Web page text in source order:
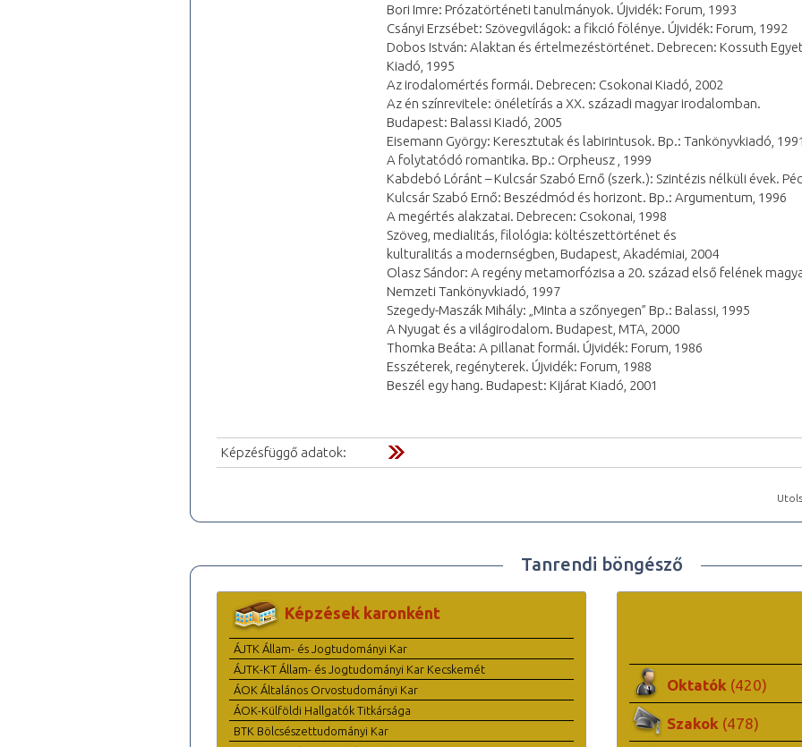
Bori Imre: Prózatörténeti tanulmányok. Újvidék: Forum, 1993
Csányi Erzsébet: Szövegvilágok: a fikció fölénye. Újvidék: Forum, 1992
Dobos István: Alaktan és értelmezéstörténet. Debrecen: Kossuth
Kiadó, 1995
Az irodalomértés formái. Debrecen: Csokonai Kiadó, 2002
Az én színrevitele: önéletírás a XX. századi magyar irodalomban.
Budapest: Balassi Kiadó, 2005
Eisemann György: Keresztutak és labirintusok. Bp.: Tankönyvkiadó, 1991
A folytatódó romantika. Bp.: Orpheusz , 1999
Kabdebó Lóránt – Kulcsár Szabó Ernő (szerk.): Szintézis nélküli évek.
Kulcsár Szabó Ernő: Beszédmód és horizont. Bp.: Argumentum, 1996
A megértés alakzatai. Debrecen: Csokonai, 1998
Szöveg, medialitás, filológia: költészettörténet és
kulturalitás a modernségben, Budapest, Akadémiai, 2004
Olasz Sándor: A regény metamorfózisa a 20. század első felének
Nemzeti Tankönyvkiadó, 1997
Szegedy-Maszák Mihály: „Minta a szőnyegen” Bp.: Balassi, 1995
A Nyugat és a világirodalom. Budapest, MTA, 2000
Thomka Beáta: A pillanat formái. Újvidék: Forum, 1986
Esszéterek, regényterek. Újvidék: Forum, 1988
Beszél egy hang. Budapest: Kijárat Kiadó, 2001
Képzésfüggő adatok:
Tanrendi böngésző
Képzések karonként
ÁJTK Állam- és Jogtudományi Kar
ÁJTK-KT Állam- és Jogtudományi Kar Kecskemét
ÁOK Általános Orvostudományi Kar
ÁOK-Külföldi Hallgatók Titkársága
BTK Bölcsészettudományi Kar
Oktatók (420)
Szakok (478)